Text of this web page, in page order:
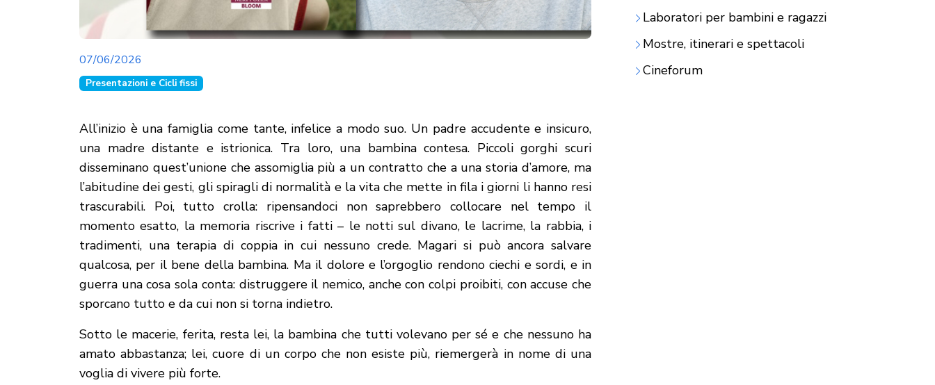
07/06/2026
Presentazioni e Cicli fissi
All’inizio è una famiglia come tante, infelice a modo suo. Un padre accudente e insicuro,
una madre distante e istrionica. Tra loro, una bambina contesa. Piccoli gorghi scuri
disseminano quest’unione che assomiglia più a un contratto che a una storia d’amore, ma
l’abitudine dei gesti, gli spiragli di normalità e la vita che mette in fila i giorni li hanno resi
trascurabili. Poi, tutto crolla: ripensandoci non saprebbero collocare nel tempo il
momento esatto, la memoria riscrive i fatti – le notti sul divano, le lacrime, la rabbia, i
tradimenti, una terapia di coppia in cui nessuno crede. Magari si può ancora salvare
qualcosa, per il bene della bambina. Ma il dolore e l’orgoglio rendono ciechi e sordi, e in
guerra una cosa sola conta: distruggere il nemico, anche con colpi proibiti, con accuse che
sporcano tutto e da cui non si torna indietro.
Sotto le macerie, ferita, resta lei, la bambina che tutti volevano per sé e che nessuno ha
amato abbastanza; lei, cuore di un corpo che non esiste più, riemergerà in nome di una
voglia di vivere più forte.
Laboratori per bambini e ragazzi
Mostre, itinerari e spettacoli
Cineforum